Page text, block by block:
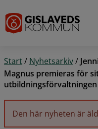
Start/ Nyhetsarkiv/
Magnus premieras för
utbildningsförvaltningen
Den här nyheten är